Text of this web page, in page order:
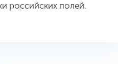
российских полей.